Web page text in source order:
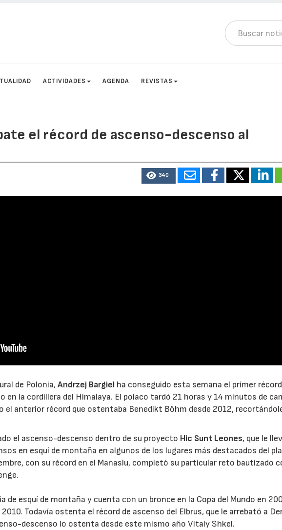
ACTIVIDADES AGENDA REVISTAS
el récord de ascenso-descenso al
340
de Polonia,Andrzej Bargiel ha conseguido esta semana el primer
en la cordillera del Himalaya. El polaco tardó 21 horas y 14 minutos de
el anterior récord que ostentaba Benedikt Böhm desde 2012,
el ascenso-descenso dentro de su proyecto Hic Sunt Leones, que le
en esquí de montaña en algunos de los lugares más destacados del
con su récord en el Manaslu, completó su particular reto bautizado
de esquí de montaña y cuenta con un bronce en la Copa del Mundo en
Todavía ostenta el récord de ascenso del Elbrus, que le arrebató a
descenso lo ostenta desde este mismo año Vitaly Shkel.